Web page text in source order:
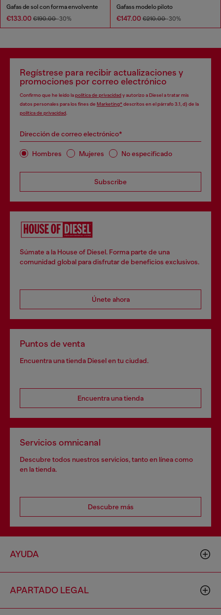
Gafas de sol con forma envolvente
€133.00 €190.00-30%
Gafass modelo piloto
€147.00 €210.00-30%
Regístrese para recibir actualizaciones y
promociones por correo electrónico
Confirmo que he leído lapolítica de privacidady autorizo a Diesel a tratar mis
datos personales para los fines de Marketing*descritos en el párrafo 3.1, d) de la
política de privacidad
Dirección de correo electrónico*
Hombres Mujeres No especificado
Subscribe
Súmate a la House of Diesel. Forma parte de una
comunidad global para disfrutar de beneficios exclusivos.
Únete ahora
Puntos de venta
Encuentra una tienda Diesel en tu ciudad.
Encuentra una tienda
Servicios omnicanal
Descubre todos nuestros servicios, tanto en línea como
en la tienda.
Descubre más
AYUDA
APARTADO LEGAL